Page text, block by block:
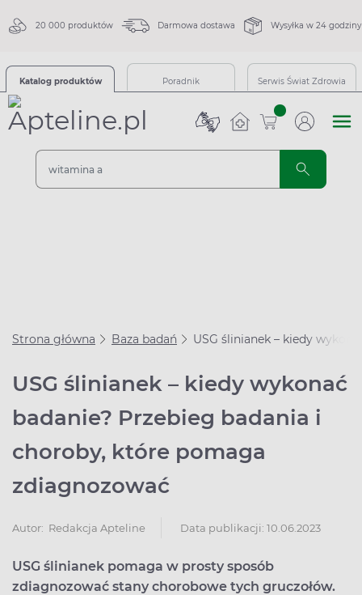
20 000 produktów Darmowa dostawa Wysyłka w 24 godziny
Katalog produktów Poradnik Serwis Świat Zdrowia
sztuk
Strona główna Baza badań USG ślinianek – kiedy
USG ślinianek – kiedy wykonać
badanie? Przebieg badania i
choroby, które pomaga
zdiagnozować
Autor: Redakcja Apteline Data publikacji: 10.06.2023
USG ślinianek pomaga w prosty sposób
zdiagnozować stany chorobowe tych gruczołów.